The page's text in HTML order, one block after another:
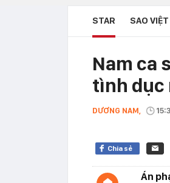
STAR SAO VIỆT
Nam ca
tình dục
DƯƠNG NAM,
Chia sẻ
Án